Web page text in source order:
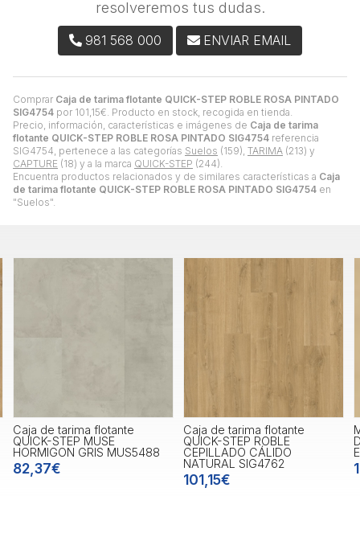
Comprar Caja de tarima flotante QUICK-STEP ROBLE ROSA PINTADO
SIG4754 por 101,15€ . Producto en stock, recogida en tienda.
Precio, información, características e imágenes de Caja de tarima
flotante QUICK-STEP ROBLE ROSA PINTADO SIG4754 referencia
SIG4754, pertenece a las categorías Suelos (159), TARIMA (213) y
CAPTURE (18) y a la marca QUICK-STEP (244).
Encuentra productos relacionados y de similares características a Caja
de tarima flotante QUICK-STEP ROBLE ROSA PINTADO SIG4754 en
"Suelos".
resolveremos tus dudas.
981 568 000 ENVIAR EMAIL
Caja de tarima flotante
QUICK-STEP MUSE
HORMIGON GRIS MUS5488
82,37€
Caja de tarima flotante
QUICK-STEP ROBLE
CEPILLADO CÁLIDO
NATURAL SIG4762
101,15€